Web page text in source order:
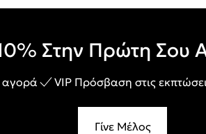
Στην Πρώτη Σου
αγορά VIP Πρόσβαση στις
Γίνε Μέλος